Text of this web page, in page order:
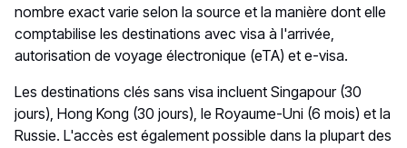
nombre exact varie selon la source et la manière dont elle
comptabilise les destinations avec visa à l'arrivée,
autorisation de voyage électronique (eTA) et e-visa.
Les destinations clés sans visa incluent Singapour (30
jours), Hong Kong (30 jours), le Royaume-Uni (6 mois) et la
Russie. L'accès est également possible dans la plupart des